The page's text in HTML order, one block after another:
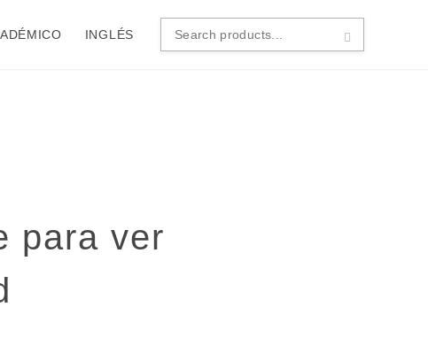
Search
INGLÉS
para ver